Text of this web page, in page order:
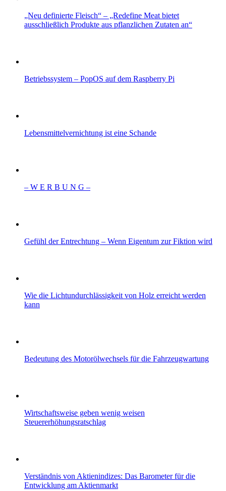
„Neu definierte Fleisch“ – „Redefine Meat bietet
ausschließlich Produkte aus pflanzlichen Zutaten an“
Betriebssystem – PopOS auf dem Raspberry Pi
Lebensmittelvernichtung ist eine Schande
– W Ε R Β U Ν G –
Gefühl der Entrechtung – Wenn Eigentum zur Fiktion wird
Wie die Lichtundurchlässigkeit von Holz erreicht werden
kann
Bedeutung des Motorölwechsels für die Fahrzeugwartung
Wirtschaftsweise geben wenig weisen
Steuererhöhungsratschlag
Verständnis von Aktienindizes: Das Barometer für die
Entwicklung am Aktienmarkt